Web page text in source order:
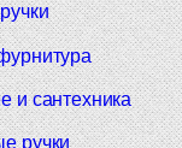
и сантехника
ручки